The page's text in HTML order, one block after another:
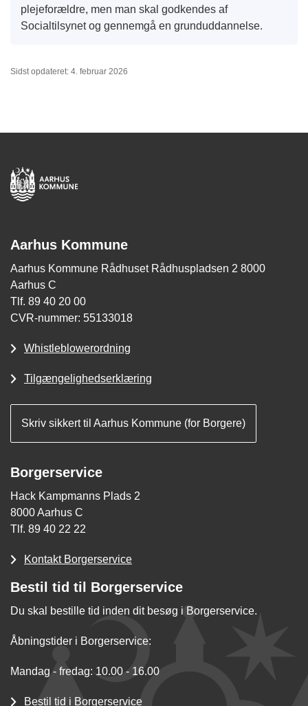
plejeforældre, men man skal godkendes af
Socialtilsynet og gennemgå en grunduddannelse.
Sidst opdateret: 4. februar 2026
Aarhus Kommune
Aarhus Kommune Rådhuset Rådhuspladsen 2 8000
Aarhus C
Tlf. 89 40 20 00
CVR-nummer: 55133018
Whistleblowerordning
Tilgængelighedserklæring
Skriv sikkert til Aarhus Kommune (for Borgere)
Borgerservice
Hack Kampmanns Plads 2
8000 Aarhus C
Tlf. 89 40 22 22
Kontakt Borgerservice
Bestil tid til Borgerservice
Du skal bestille tid inden dit besøg i Borgerservice.
Åbningstider i Borgerservice:
Mandag - fredag: 10.00 - 16.00
Bestil tid i Borgerservice